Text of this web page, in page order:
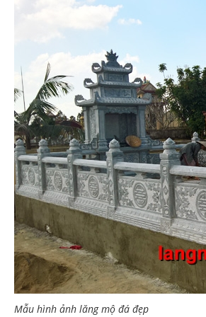
Mẫu hình ảnh lăng mộ đá đẹp